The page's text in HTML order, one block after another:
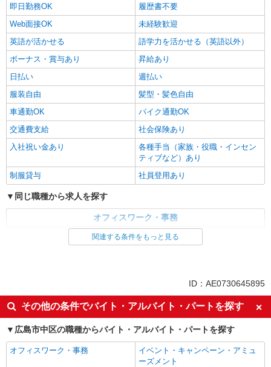
即日勤務OK
履歴書不要
Web面接OK
未経験歓迎
英語が活かせる
語学力を活かせる（英語以外）
ボーナス・賞与あり
昇給あり
日払い
週払い
服装自由
髪型・髪色自由
車通勤OK
バイク通勤OK
交通費支給
社会保険あり
入社祝い金あり
各種手当（家族・役職・インセン
ティブなど）あり
制服貸与
社員登用あり
同じ職種から求人を探す
オフィスワーク・事務
ボーナス・賞与あり
日払い
服装自由
車通勤OK
交通費支給
社会保険あり
社員登用あり
関連する条件をもっと見る
ID：AE0730645895
その他の条件でバイト・アルバイト・パートを探す
広島市中区の職種からバイト・アルバイト・パートを探す
オフィスワーク・事務
イベント・キャンペーン・アミュ
ーズメント